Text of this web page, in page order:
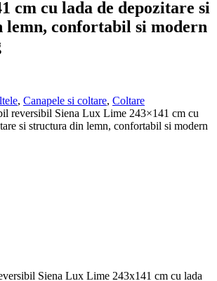
cm cu lada de depozitare si
confortabil si modern
, Canapele si coltare, Coltare
reversibil Siena Lux Lime 243×141 cm cu
si structura din lemn, confortabil si modern